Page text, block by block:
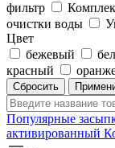
фильтр
очистки воды
Цвет
бежевый
красный
Сбросить
Популярные
активированный